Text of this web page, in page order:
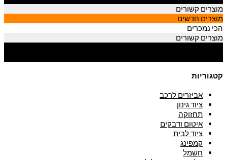
מוצרים קשורים
מוצרים חדשים
הכי נמכרים
מוצרים קשורים
קטגוריות
אביזרים לרכב
ציוד גינון
תחזוקה
איטום ודבקים
ציוד לבית
קמפינג
חשמל